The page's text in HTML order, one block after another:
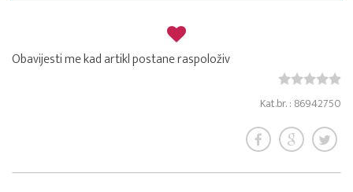
Obavijesti me kad artikl postane raspoloživ
Kat.br. : 86942750